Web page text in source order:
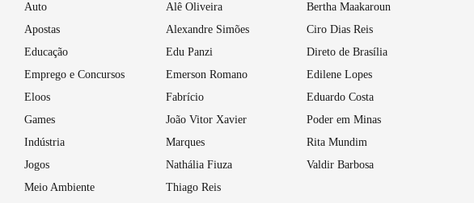
Auto
Apostas
Educação
Emprego e Concursos
Eloos
Games
Indústria
Jogos
Meio Ambiente
Alê Oliveira
Alexandre Simões
Edu Panzi
Emerson Romano
Fabrício
João Vitor Xavier
Marques
Nathália Fiuza
Thiago Reis
Bertha Maakaroun
Ciro Dias Reis
Direto de Brasília
Edilene Lopes
Eduardo Costa
Poder em Minas
Rita Mundim
Valdir Barbosa